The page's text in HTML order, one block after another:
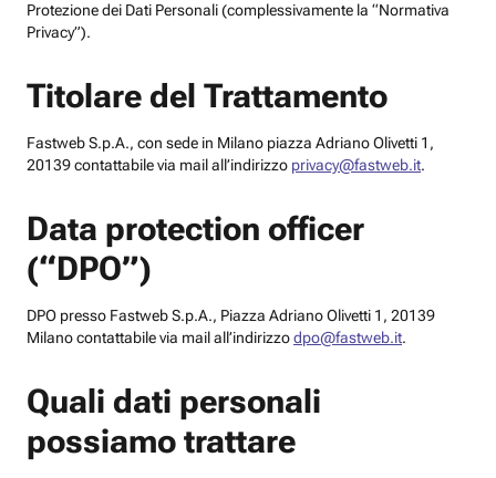
Protezione dei Dati Personali (complessivamente la “Normativa
Privacy”).
Titolare del Trattamento
Fastweb S.p.A., con sede in Milano piazza Adriano Olivetti 1,
20139 contattabile via mail all’indirizzo privacy@fastweb.it.
Data protection officer
(“DPO”)
DPO presso Fastweb S.p.A., Piazza Adriano Olivetti 1, 20139
Milano contattabile via mail all’indirizzodpo@fastweb.it.
Quali dati personali
possiamo trattare